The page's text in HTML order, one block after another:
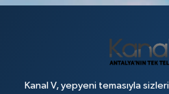
Kanal V, yepyeni temasıyla